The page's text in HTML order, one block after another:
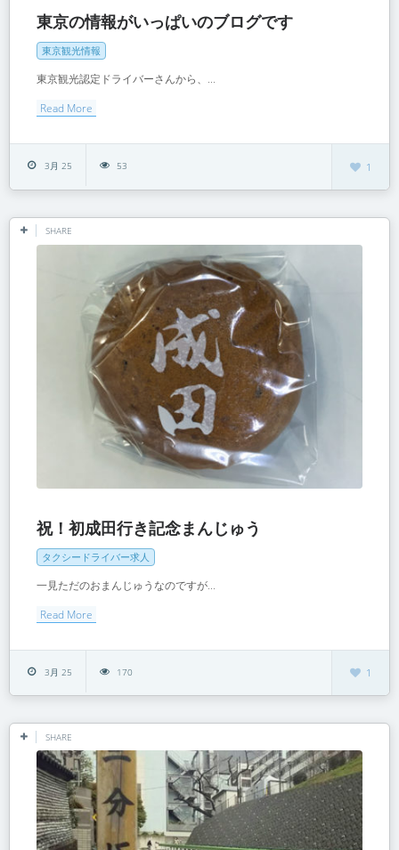
東京の情報がいっぱいのブログです
東京観光情報
東京観光認定ドライバーさんから、...
Read More
3月 25 53 1
SHARE
祝！初成田行き記念まんじゅう
タクシードライバー求人
一見ただのおまんじゅうなのですが...
Read More
3月 25 170 1
SHARE